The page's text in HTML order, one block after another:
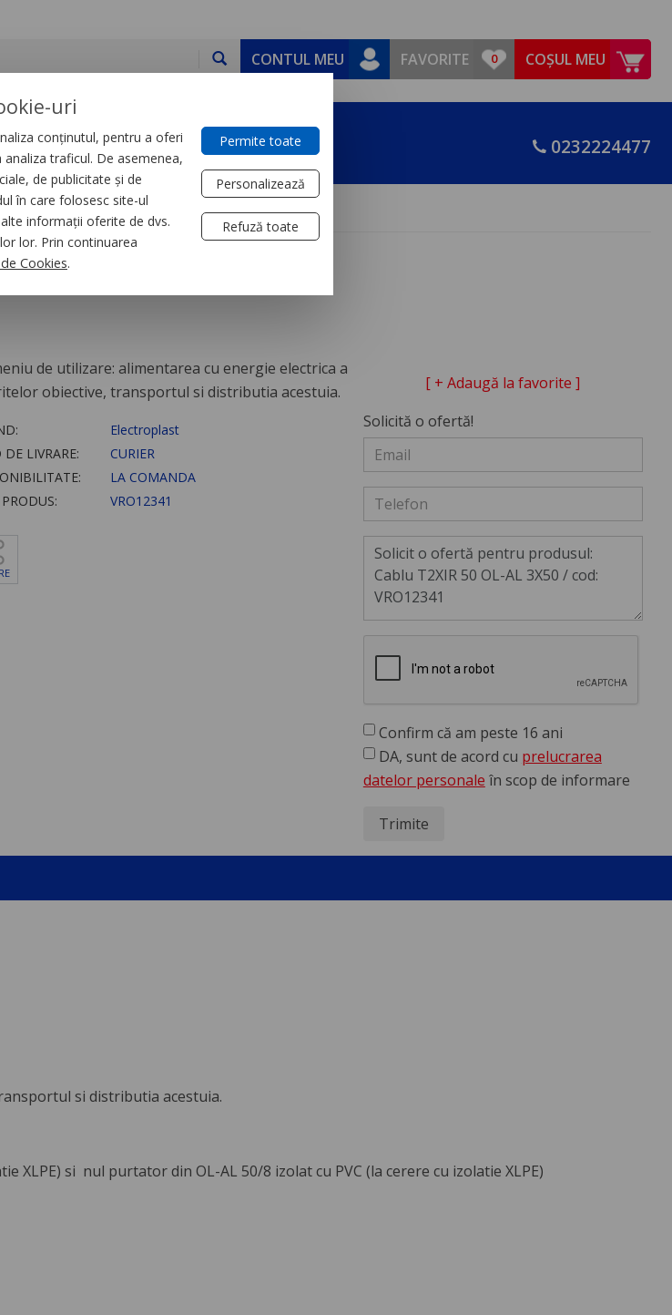
CONTUL MEU FAVORITE COȘUL MEU
DEVINO PARTENER CONTACT 0232224477
de utilizare: alimentarea cu energie electrica a
obiective, transportul si distributia acestuia.
Electroplast
LIVRARE:
CURIER
LA COMANDA
VRO12341
[ + Adaugă la favorite ]
Solicită o ofertă!
Confirm că am peste 16 ani
DA, sunt de acord cu prelucrarea
datelor personale în scop de informare
Trimite
si distributia acestuia.
XLPE) si nul purtator din OL-AL 50/8 izolat cu PVC (la cerere cu izolatie XLPE)
uri
conținutul, pentru a oferi
traficul. De asemenea,
de publicitate și de
în care folosesc site-ul
informații oferite de dvs.
lor. Prin continuarea
Cookies.
Permite toate
Personalizează
Refuză toate